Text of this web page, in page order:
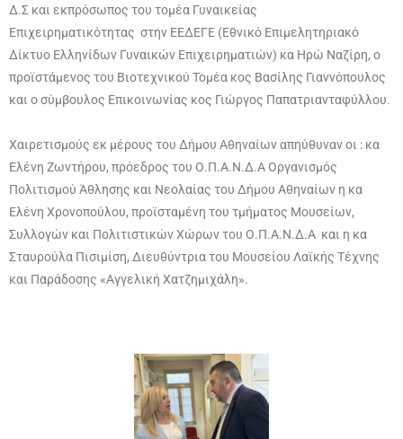
Δ.Σ και εκπρόσωπος του τομέα Γυναικείας
Επιχειρηματικότητας στην ΕΕΔΕΓΕ (Εθνικό Επιμελητηριακό
Δίκτυο Ελληνίδων Γυναικών Επιχειρηματιών) κα Ηρώ Ναζίρη, ο
προϊστάμενος του Βιοτεχνικού Τομέα κος Βασίλης Γιαννόπουλος
και ο σύμβουλος Επικοινωνίας κος Γιώργος Παπατριανταφύλλου.
Χαιρετισμούς εκ μέρους του Δήμου Αθηναίων απηύθυναν οι : κα
Ελένη Ζωντήρου, πρόεδρος του Ο.Π.Α.Ν.Δ.Α Οργανισμός
Πολιτισμού Άθλησης και Νεολαίας του Δήμου Αθηναίων η κα
Ελένη Χρονοπούλου, προϊσταμένη του τμήματος Μουσείων,
Συλλογών και Πολιτιστικών Χώρων του Ο.Π.Α.Ν.Δ.Α και η κα
Σταυρούλα Πισιμίση, Διευθύντρια του Μουσείου Λαϊκής Τέχνης
και Παράδοσης «Αγγελική Χατζημιχάλη».